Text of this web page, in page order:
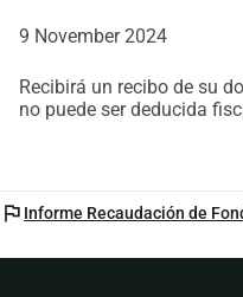
9 November 2024
Recibirá un recibo de su
no puede ser deducida
flag Informe Recaudación de